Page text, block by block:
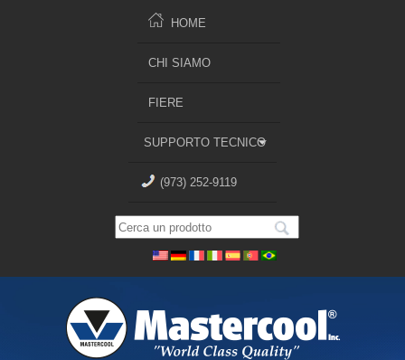
HOME
CHI SIAMO
FIERE
SUPPORTO TECNICO
(973) 252-9119